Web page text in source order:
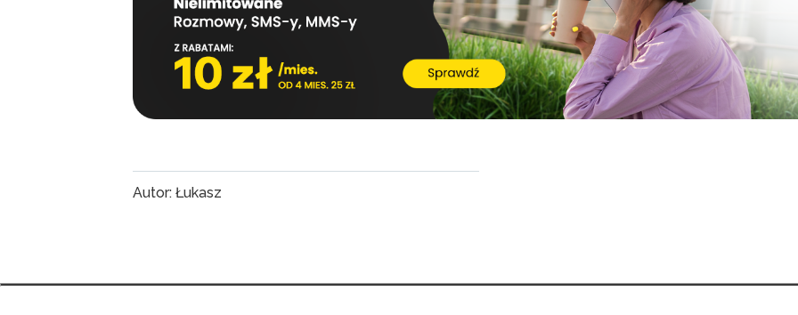
Autor: Łukasz